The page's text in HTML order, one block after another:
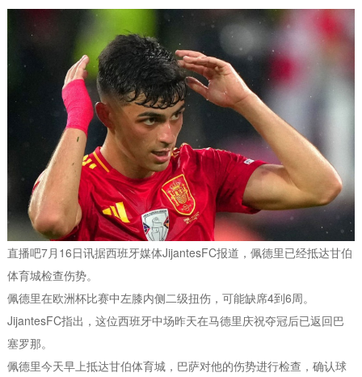
直播吧7月16日讯据西班牙媒体JijantesFC报道，佩德里已经抵达甘伯
体育城检查伤势。
佩德里在欧洲杯比赛中左膝内侧二级扭伤，可能缺席4到6周。
JijantesFC指出，这位西班牙中场昨天在马德里庆祝夺冠后已返回巴
塞罗那。
佩德里今天早上抵达甘伯体育城，巴萨对他的伤势进行检查，确认球